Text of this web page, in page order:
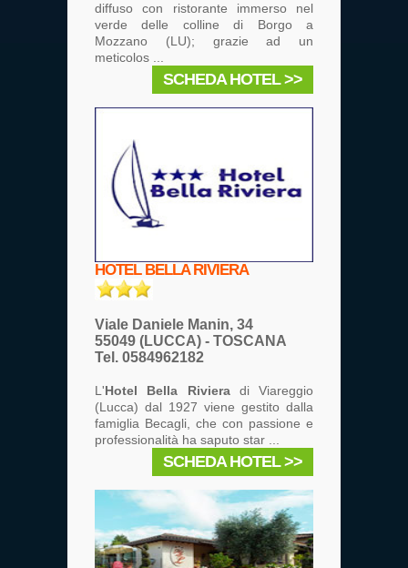
diffuso con ristorante immerso nel
verde delle colline di Borgo a
Mozzano (LU); grazie ad un
meticolos ...
SCHEDA HOTEL >>
HOTEL BELLA RIVIERA
Viale Daniele Manin, 34
55049 (LUCCA) - TOSCANA
Tel. 0584962182
L'Hotel Bella Rivieradi Viareggio
(Lucca) dal 1927 viene gestito dalla
famiglia Becagli, che con passione e
professionalità ha saputo star ...
SCHEDA HOTEL >>